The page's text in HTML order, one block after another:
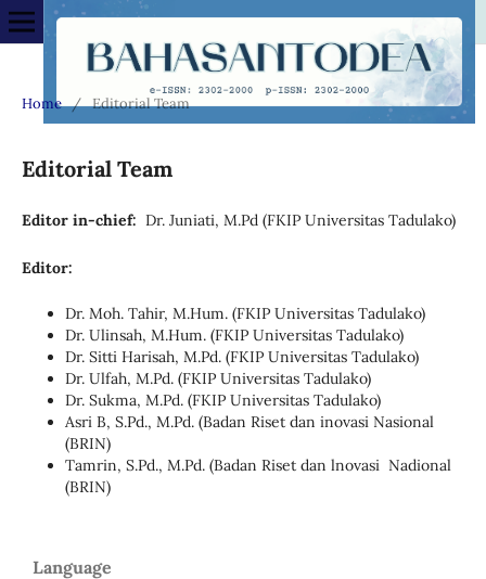
Home / Editorial Team
Editorial Team
Editor in-chief: Dr. Juniati, M.Pd (FKIP Universitas Tadulako)
Editor:
Dr. Moh. Tahir, M.Hum. (FKIP Universitas Tadulako)
Dr. Ulinsah, M.Hum. (FKIP Universitas Tadulako)
Dr. Sitti Harisah, M.Pd. (FKIP Universitas Tadulako)
Dr. Ulfah, M.Pd. (FKIP Universitas Tadulako)
Dr. Sukma, M.Pd. (FKIP Universitas Tadulako)
Asri B, S.Pd., M.Pd. (Badan Riset dan inovasi Nasional
(BRIN)
Tamrin, S.Pd., M.Pd. (Badan Riset dan lnovasi Nadional
(BRIN)
Language